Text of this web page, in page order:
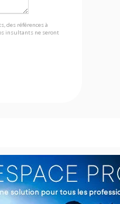
des références à
insultants ne seront